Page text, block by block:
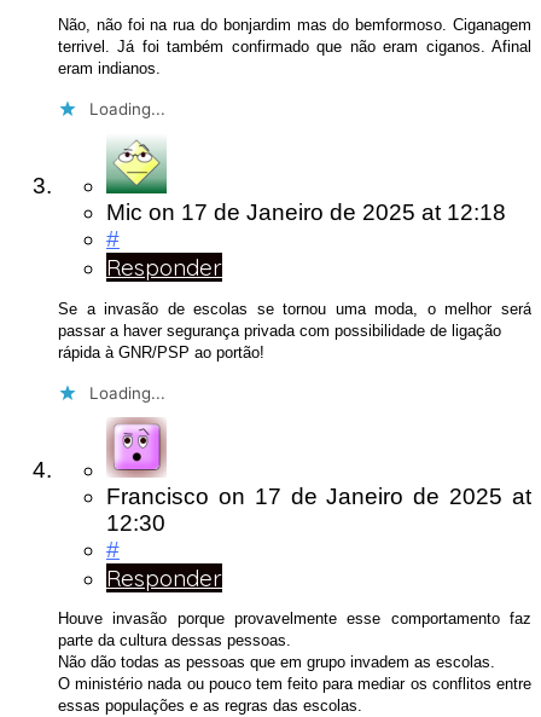
Não, não foi na rua do bonjardim mas do bemformoso. Ciganagem
terrivel. Já foi também confirmado que não eram ciganos. Afinal
eram indianos.
Loading...
Mic on 17 de Janeiro de 2025 at 12:18
#
Responder
Se a invasão de escolas se tornou uma moda, o melhor será
passar a haver segurança privada com possibilidade de ligação
rápida à GNR/PSP ao portão!
Loading...
Francisco on 17 de Janeiro de 2025at
12:30
#
Responder
Houve invasão porque provavelmente esse comportamento faz
parte da cultura dessas pessoas.
Não dão todas as pessoas que em grupo invadem as escolas.
O ministério nada ou pouco tem feito para mediar os conflitos entre
essas populações e as regras das escolas.